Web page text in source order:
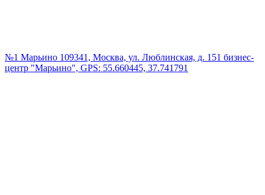
№1 Марьино 109341, Москва, ул. Люблинская, д. 151 бизнес-
центр "Марьино", GPS: 55.660445, 37.741791